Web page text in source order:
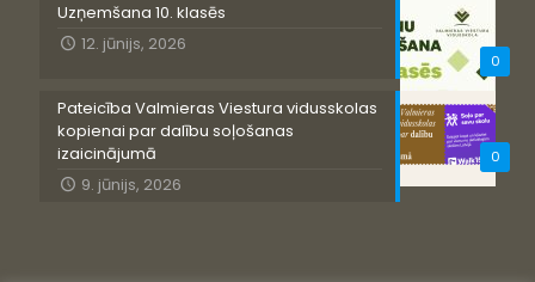
0
Uzņemšana 10. klasēs
12. jūnijs, 2026
0
Pateicība Valmieras Viestura vidusskolas
kopienai par dalību soļošanas
izaicinājumā
9. jūnijs, 2026